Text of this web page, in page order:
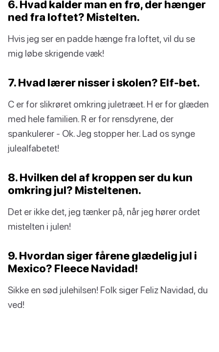
6. Hvad kalder man en frø, der hænger
ned fra loftet? Mistelten.
Hvis jeg ser en padde hænge fra loftet, vil du se
mig løbe skrigende væk!
7. Hvad lærer nisser i skolen? Elf-bet.
C er for slikrøret omkring juletræet. H er for glæden
med hele familien. R er for rensdyrene, der
spankulerer - Ok. Jeg stopper her. Lad os synge
julealfabetet!
8. Hvilken del af kroppen ser du kun
omkring jul? Misteltenen.
Det er ikke det, jeg tænker på, når jeg hører ordet
mistelten i julen!
9. Hvordan siger fårene glædelig jul i
Mexico? Fleece Navidad!
Sikke en sød julehilsen! Folk siger Feliz Navidad, du
ved!